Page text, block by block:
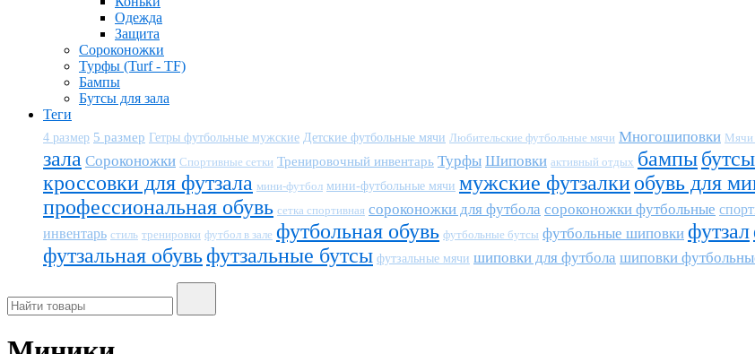
Одежда
Защита
Сороконожки
Турфы (Turf - TF)
Бампы
Бутсы для зала
Теги
4 размер 5 размер Гетры футбольные мужские Детские футбольные мячи Любительские футбольные мячи Многошиповки Мячи
зала Сороконожки Спортивные сетки Тренировочный инвентарь Турфы Шиповки активный отдых бампы
кроссовки для футзала мини-футбол мини-футбольные мячи мужские футзалкиобувь для
профессиональная обувь сетка спортивная сороконожки для футбола сороконожки футбольные
инвентарь стиль тренировки футбол в зале футбольная обувь футбольные бутсы футбольные шиповки футзал
футзальная обувьфутзальные бутсы футзальные мячи шиповки для футбола шиповки